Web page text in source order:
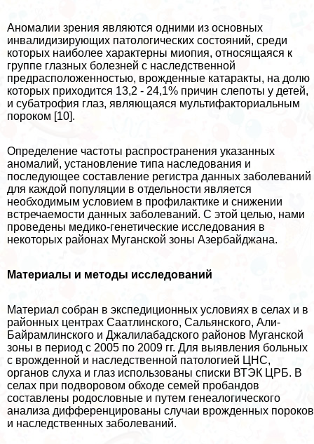
Аномалии зрения являются одними из основных
инвалидизирующих патологических состояний, среди
которых наиболее хаpaктерны миопия, относящаяся к
группе глазных болезней с наследственной
предрасположенностью, врожденные катаpaкты, на долю
которых приходится 13,2 - 24,1% причин слепоты у детей,
и субатрофия глаз, являющаяся мультифакториальным
пороком [10].
Определение частоты распространения указанных
аномалий, установление типа наследования и
последующее составление регистра данных заболеваний
для каждой популяции в отдельности является
необходимым условием в профилактике и снижении
встречаемости данных заболеваний. С этой целью, нами
проведены медико-генетические исследования в
некоторых районах Муганской зоны Азербайджана.
Материалы и методы исследований
Материал собран в экспедиционных условиях в селах и в
районных центрах Саатлинского, Сальянского, Али-
Байрамлинского и Джалилабадского районов Муганской
зоны в период с 2005 по 2009 гг. Для выявления больных
с врожденной и наследственной патологией ЦНС,
органов слуха и глаз использованы списки ВТЭК ЦРБ. В
селах при подворовом обходе семей пробандов
составлены родословные и путем генеалогического
анализа дифференцированы случаи врожденных пороков
и наследственных заболеваний.